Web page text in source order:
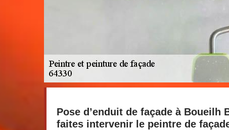
Pose d’enduit de façade à Boueilh
faites intervenir le peintre de